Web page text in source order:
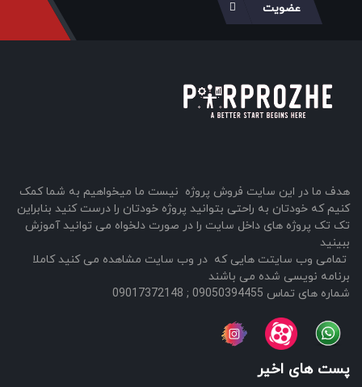
عضویت
هدف ما در این سایت فروش پروژه نیست ما میخواهیم به شما کمک
کنیم که خودتان به راحتی بتوانید پروژه خودتان را درست کنید بنابراین
تک تک پروژه های داخل سایت را در صورت دلخواه می توانید آموزش
ببینید
تمامی وب سایتت هایی که در وب سایت مشاهده می کنید کاملا
برنامه نویسی شده می باشند
شماره های تماس 09050394455 ; 09017372148
پست های اخیر